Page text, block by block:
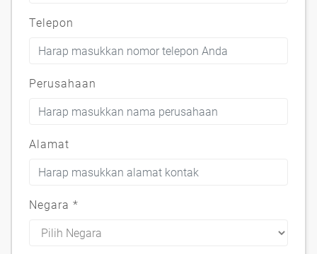
Telepon
Perusahaan
Alamat
Negara *